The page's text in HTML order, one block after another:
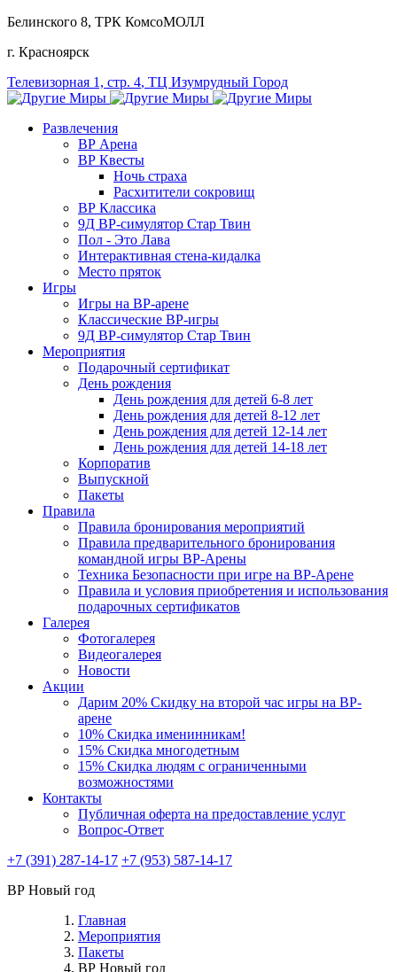
Белинского 8, ТРК КомсоМОЛЛ
г. Красноярск
Телевизорная 1, стр. 4, ТЦ Изумрудный Город
Развлечения
ВР Арена
ВР Квесты
Ночь страха
Расхитители сокровищ
ВР Классика
9Д ВР-симулятор Стар Твин
Пол - Это Лава
Интерактивная стена-кидалка
Место пряток
Игры
Игры на ВР-арене
Классические ВР-игры
9Д ВР-симулятор Стар Твин
Мероприятия
Подарочный сертификат
День рождения
День рождения для детей 6-8 лет
День рождения для детей 8-12 лет
День рождения для детей 12-14 лет
День рождения для детей 14-18 лет
Корпоратив
Выпускной
Пакеты
Правила
Правила бронирования мероприятий
Правила предварительного бронирования
командной игры ВР-Арены
Техника Безопасности при игре на ВР-Арене
Правила и условия приобретения и использования
подарочных сертификатов
Галерея
Фотогалерея
Видеогалерея
Новости
Акции
Дарим 20% Скидку на второй час игры на ВР-
арене
10% Скидка именинникам!
15% Скидка многодетным
15% Скидка людям с ограниченными
возможностями
Контакты
Публичная оферта на предоставление услуг
Вопрос-Ответ
+7 (391) 287-14-17 +7 (953) 587-14-17
ВР Новый год
Главная
Мероприятия
Пакеты
ВР Новый год